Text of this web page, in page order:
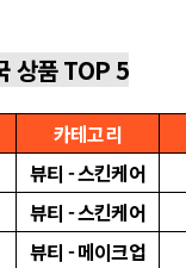
상품 TOP 5
카테고리
뷰티 - 스킨케어
뷰티 - 스킨케어
뷰티 - 메이크업